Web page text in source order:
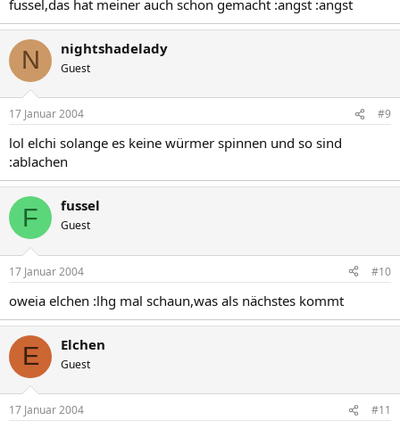
fussel,das hat meiner auch schon gemacht :angst :angst
N nightshadelady
Guest
17 Januar 2004 #9
lol elchi solange es keine würmer spinnen und so sind
:ablachen
F fussel
Guest
17 Januar 2004 #10
oweia elchen :lhg mal schaun,was als nächstes kommt
E Elchen
Guest
17 Januar 2004 #11